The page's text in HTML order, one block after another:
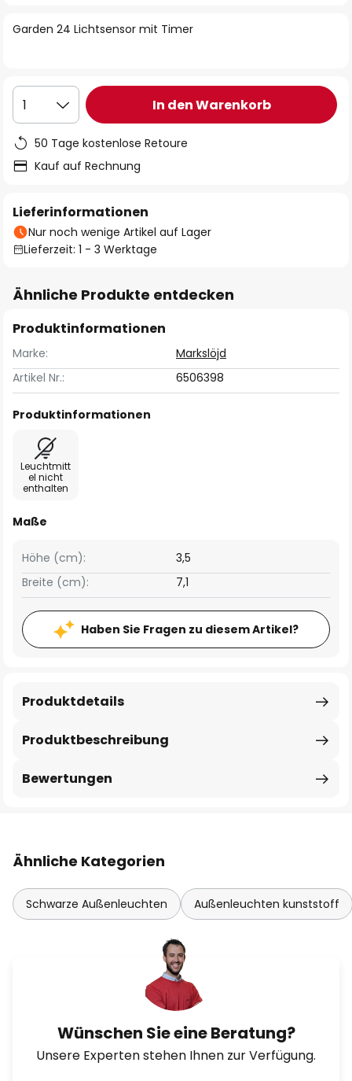
springen
Garden 24 Lichtsensor mit Timer
1 In den Warenkorb
50 Tage kostenlose Retoure
Kauf auf Rechnung
Lieferinformationen
Nur noch wenige Artikel auf Lager
Lieferzeit: 1 - 3 Werktage
Ähnliche Produkte entdecken
Produktinformationen
Marke:
Markslöjd
Artikel Nr.:
6506398
Produktinformationen
Leuchtmitt
el nicht
enthalten
Maße
Breite (cm): 7,1
Höhe (cm): 3,5
Haben Sie Fragen zu diesem Artikel?
Produktbeschreibung
Produktdetails
Bewertungen
Ähnliche Kategorien
Schwarze Außenleuchten Außenleuchten kunststoff
Wünschen Sie eine Beratung?
Unsere Experten stehen Ihnen zur Verfügung.